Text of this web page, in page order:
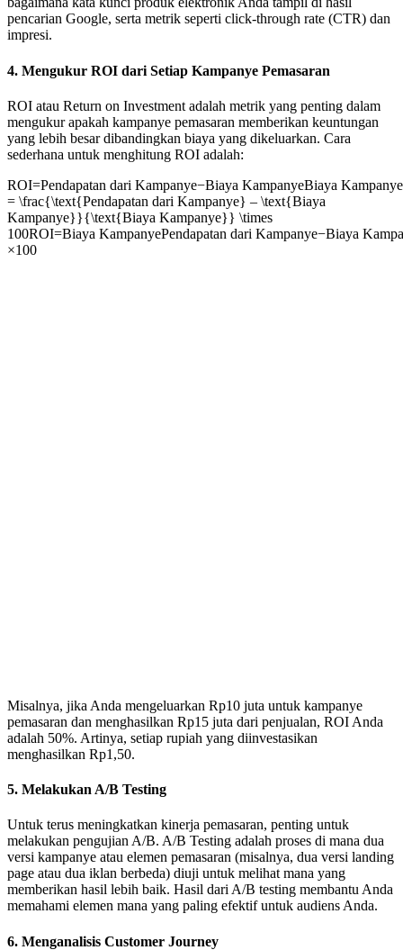
pencarian Google, serta metrik seperti click-through rate (CTR) dan
impresi.
4. Mengukur ROI dari Setiap Kampanye Pemasaran
ROI atau Return on Investment adalah metrik yang penting dalam
mengukur apakah kampanye pemasaran memberikan keuntungan
yang lebih besar dibandingkan biaya yang dikeluarkan. Cara
sederhana untuk menghitung ROI adalah:
ROI=Pendapatan dari Kampanye−Biaya KampanyeBiaya
= \frac{\text{Pendapatan dari Kampanye} – \text{Biaya
Kampanye}}{\text{Biaya Kampanye}} \times
100ROI=Biaya KampanyePendapatan dari Kampanye−Biaya
×100
Misalnya, jika Anda mengeluarkan Rp10 juta untuk kampanye
pemasaran dan menghasilkan Rp15 juta dari penjualan, ROI Anda
adalah 50%. Artinya, setiap rupiah yang diinvestasikan
menghasilkan Rp1,50.
5. Melakukan A/B Testing
Untuk terus meningkatkan kinerja pemasaran, penting untuk
melakukan pengujian A/B. A/B Testing adalah proses di mana dua
versi kampanye atau elemen pemasaran (misalnya, dua versi landing
page atau dua iklan berbeda) diuji untuk melihat mana yang
memberikan hasil lebih baik. Hasil dari A/B testing membantu Anda
memahami elemen mana yang paling efektif untuk audiens Anda.
6. Menganalisis Customer Journey